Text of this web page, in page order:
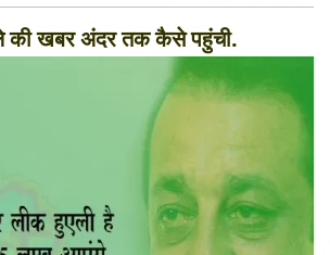
की खबर अंदर तक कैसे पहुंची.